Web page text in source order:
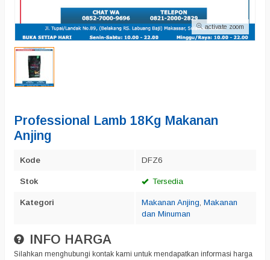
activate zoom
Professional Lamb 18Kg Makanan
Anjing
Kode DFZ6
Stok Tersedia
Kategori Makanan Anjing, Makanan
dan Minuman
INFO HARGA
Silahkan menghubungi kontak kami untuk mendapatkan informasi harga